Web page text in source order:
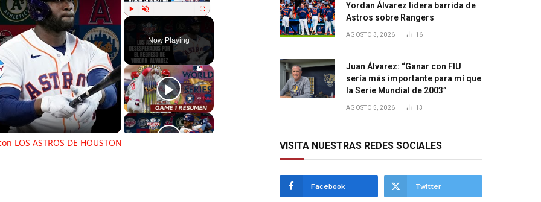
Unmute Fullscreen
Now Playing
LOS ASTROS DE HOUSTON
Yordan Álvarez lidera barrida de
Astros sobre Rangers
AGOSTO 3, 2026 16
Juan Álvarez: “Ganar con FIU
sería más importante para mí que
la Serie Mundial de 2003”
AGOSTO 5, 2026 13
VISITA NUESTRAS REDES SOCIALES
Facebook Twitter